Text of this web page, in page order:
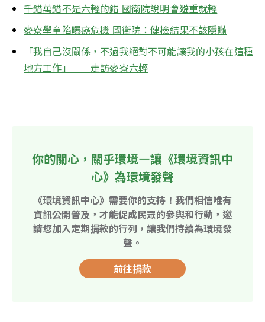
千錯萬錯不是六輕的錯 國衛院說明會避重就輕
麥寮學童陷曝癌危機 國衛院：健檢結果不該隱瞞
「我自己沒關係，不過我絕對不可能讓我的小孩在這種
地方工作」──走訪麥寮六輕
你的關心，關乎環境—讓《環境資訊中
心》為環境發聲
《環境資訊中心》需要你的支持！我們相信唯有
資訊公開普及，才能促成民眾的參與和行動，邀
請您加入定期捐款的行列，讓我們持續為環境發
聲。
前往捐款